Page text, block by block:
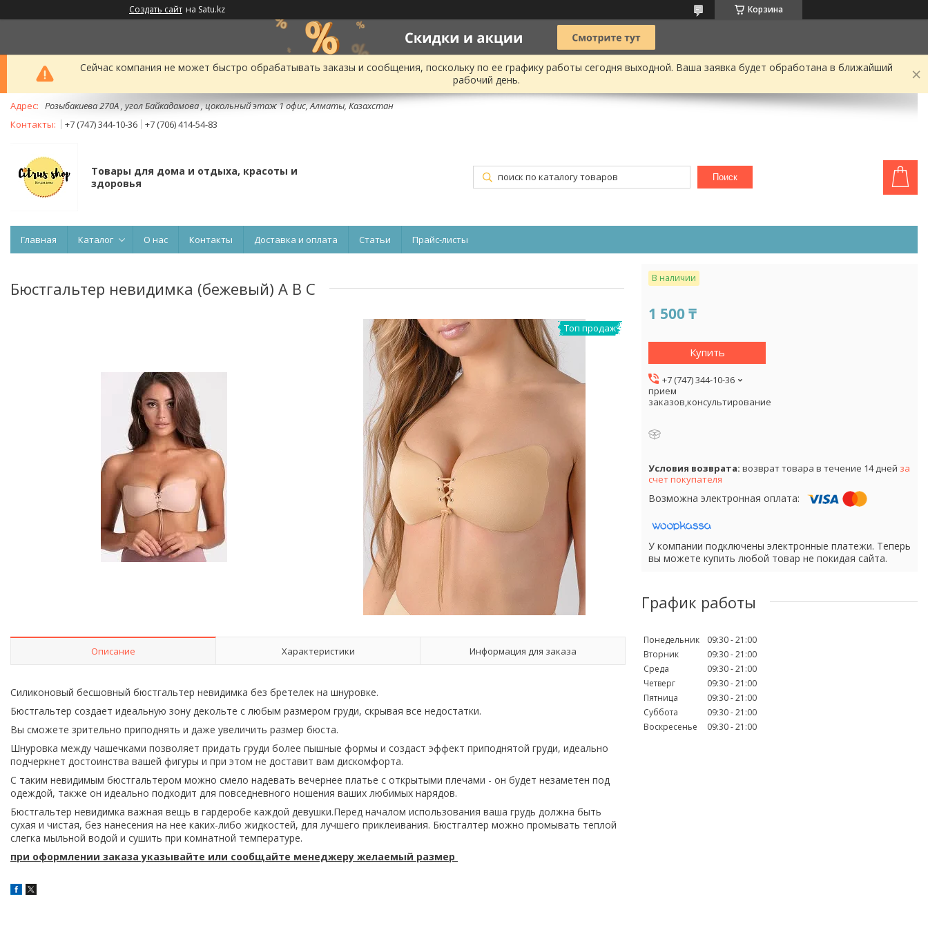
Создать сайт на Satu.kz Корзина
Сейчас компания не может быстро обрабатывать заказы и сообщения, поскольку по ее графику работы сегодня выходной. Ваша заявка будет обработана в ближайший
рабочий день.
Розыбакиева 270А , угол Байкадамова , цокольный этаж 1 офис, Алматы, Казахстан
+7 (747) 344-10-36
+7 (706) 414-54-83
Товары для дома и отдыха, красоты и
здоровья
Поиск
Главная Каталог О нас Контакты Доставка и оплата Статьи Прайс-листы
Бюстгальтер невидимка (бежевый) А B C
Топ продаж
Описание Характеристики Информация для заказа
Cиликоновый бесшовный бюстгальтер невидимка без бретелек на шнуровке.
Бюстгальтер создает идеальную зону декольте с любым размером груди, скрывая все недостатки.
Вы сможете зрительно приподнять и даже увеличить размер бюста.
Шнуровка между чашечками позволяет придать груди более пышные формы и создаст эффект приподнятой груди, идеально
подчеркнет достоинства вашей фигуры и при этом не доставит вам дискомфорта.
С таким невидимым бюстгальтером можно смело надевать вечернее платье с открытыми плечами - он будет незаметен под
одеждой, также он идеально подходит для повседневного ношения ваших любимых нарядов.
Бюстгальтер невидимка важная вещь в гардеробе каждой девушки.Перед началом использования ваша грудь должна быть
сухая и чистая, без нанесения на нее каких-либо жидкостей, для лучшего приклеивания. Бюстгалтер можно промывать теплой
слегка мыльной водой и сушить при комнатной температуре.
при оформлении заказа указывайте или сообщайте менеджеру желаемый размер
В наличии
1 500 ₸
Купить
+7 (747) 344-10-36
прием
заказов,консультирование
возврат товара в течение 14 дней за
счет покупателя
У компании подключены электронные платежи. Теперь
вы можете купить любой товар не покидая сайта.
График работы
Понедельник 09:30 21:00
Вторник
09:30 21:00
Среда
09:30 21:00
Четверг
09:30 21:00
Пятница
09:30 21:00
Суббота
09:30 21:00
Воскресенье
09:30 21:00